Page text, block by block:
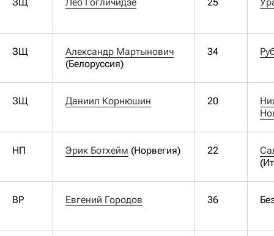
ЗЩ
Александр Мартынович
(Белоруссия)
34
ЗЩ Даниил Корнюшин 20
НП Эрик Ботхейм (Норвегия) 22
ВР Евгений Городов 36